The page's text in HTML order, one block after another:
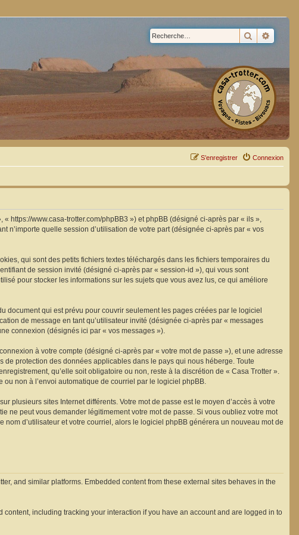
Rechercher
Connexion
S’enregistrer
https://www.casa-trotter.com/phpBB3 ») et phpBB (désigné ci-après par « ils »,
n’importe quelle session d’utilisation de votre part (désignée ci-après par « vos
qui sont des petits fichiers textes téléchargés dans les fichiers temporaires du
de session invité (désigné ci-après par « session-id »), qui vous sont
pour stocker les informations sur les sujets que vous avez lus, ce qui améliore
document qui est prévu pour couvrir seulement les pages créées par le logiciel
de message en tant qu’utilisateur invité (désignée ci-après par « messages
connexion (désignés ici par « vos messages »).
à votre compte (désigné ci-après par « votre mot de passe »), et une adresse
protection des données applicables dans le pays qui nous héberge. Toute
qu’elle soit obligatoire ou non, reste à la discrétion de « Casa Trotter ».
non à l’envoi automatique de courriel par le logiciel phpBB.
plusieurs sites Internet différents. Votre mot de passe est le moyen d’accès à votre
ne peut vous demander légitimement votre mot de passe. Si vous oubliez votre mot
d’utilisateur et votre courriel, alors le logiciel phpBB générera un nouveau mot de
and similar platforms. Embedded content from these external sites behaves in the
including tracking your interaction if you have an account and are logged in to